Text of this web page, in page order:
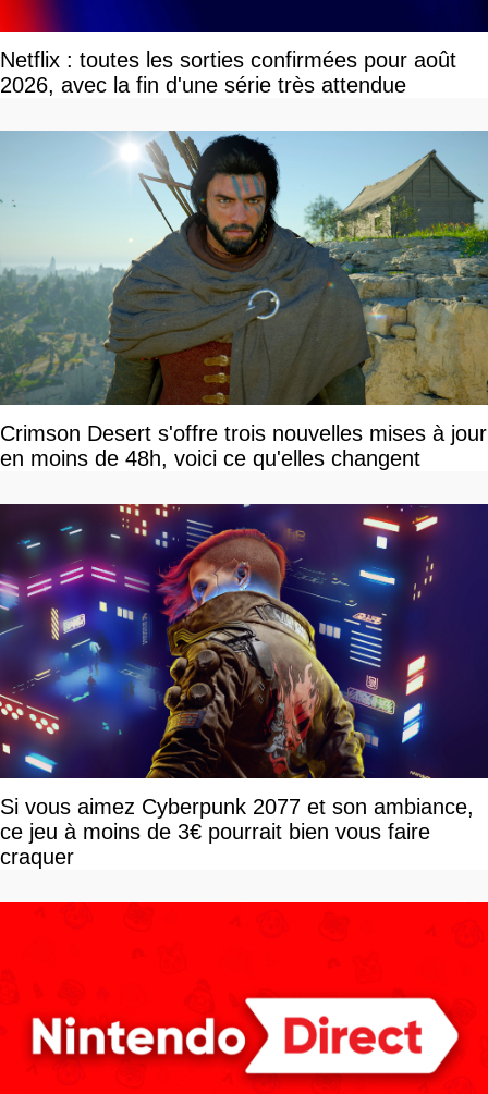
Netflix : toutes les sorties confirmées pour août
2026, avec la fin d'une série très attendue
Crimson Desert s'offre trois nouvelles mises à jour
en moins de 48h, voici ce qu'elles changent
Si vous aimez Cyberpunk 2077 et son ambiance,
ce jeu à moins de 3€ pourrait bien vous faire
craquer